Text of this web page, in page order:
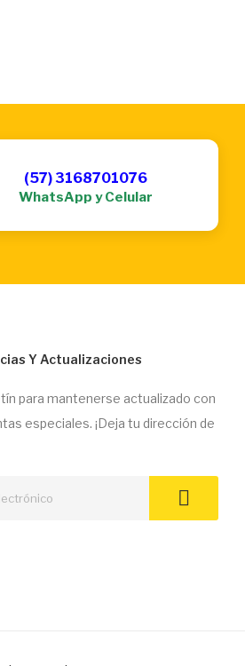
(57) 3168701076
WhatsApp y Celular
Y Actualizaciones
para mantenerse actualizado con
especiales. ¡Deja tu dirección de